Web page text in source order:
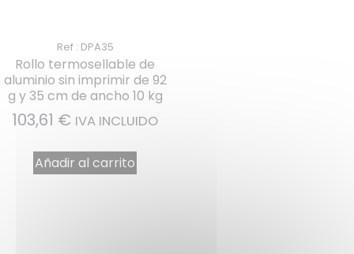
Ref : DPA35
Rollo termosellable de
aluminio sin imprimir de 92
g y 35 cm de ancho 10 kg
103,61 € IVA INCLUIDO
Añadir al carrito